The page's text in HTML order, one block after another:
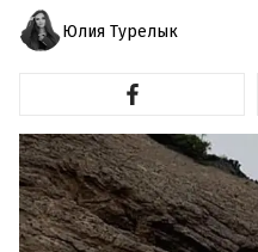
Юлия Турелык